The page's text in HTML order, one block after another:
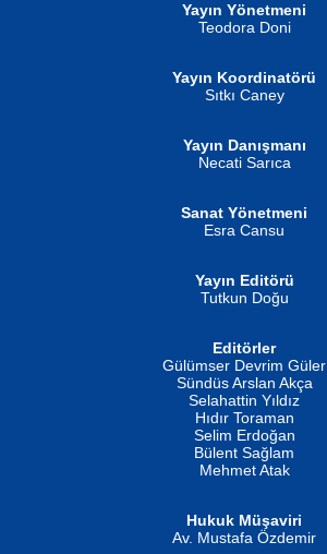
İSMAİL OKUTAN
Erkeklerin Kahrolması Ne Demektir
Evvel Zaman Tanrıçası...
Yayın Yönetmeni
Teodora Doni
Yayın Koordinatörü
Sıtkı Caney
Yayın Danışmanı
Necati Sarıca
Sanat Yönetmeni
Esra Cansu
Yayın Editörü
Tutkun Doğu
Editörler
Gülümser Devrim Güler
Sündüs Arslan Akça
Selahattin Yıldız
Hıdır Toraman
Selim Erdoğan
Bülent Sağlam
Mehmet Atak
Hukuk Müşaviri
Av. Mustafa Özdemir